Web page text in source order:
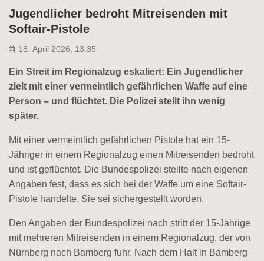
Jugendlicher bedroht Mitreisenden mit
Softair-Pistole
18. April 2026, 13:35
Ein Streit im Regionalzug eskaliert: Ein Jugendlicher
zielt mit einer vermeintlich gefährlichen Waffe auf eine
Person – und flüchtet. Die Polizei stellt ihn wenig
später.
Mit einer vermeintlich gefährlichen Pistole hat ein 15-
Jähriger in einem Regionalzug einen Mitreisenden bedroht
und ist geflüchtet. Die Bundespolizei stellte nach eigenen
Angaben fest, dass es sich bei der Waffe um eine Softair-
Pistole handelte. Sie sei sichergestellt worden.
Den Angaben der Bundespolizei nach stritt der 15-Jährige
mit mehreren Mitreisenden in einem Regionalzug, der von
Nürnberg nach Bamberg fuhr. Nach dem Halt in Bamberg